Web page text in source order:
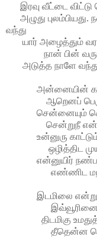
இரவு வீட்டை
அழுது
வந்து
யார் அழைத்தும் வர
நான் பின் வரும்
அடுத்த நாளே வந்து
அன்னையின்
ஆறெனப்
சென்னையும்
சென்றுநீ
உன்னுரு காட்டும்
ஒழித்திட
என்னுயிர்
எண்ணிட
இடமிலை என்று
இவ்வூரினைப்
திடமிகு
தீதென்ன